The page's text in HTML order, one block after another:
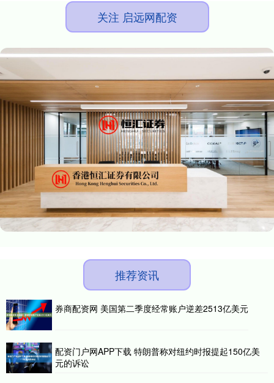
关注 启远网配资
推荐资讯
券商配资网 美国第二季度经常账户逆差2513亿美元
配资门户网APP下载 特朗普称对纽约时报提起150亿美
元的诉讼